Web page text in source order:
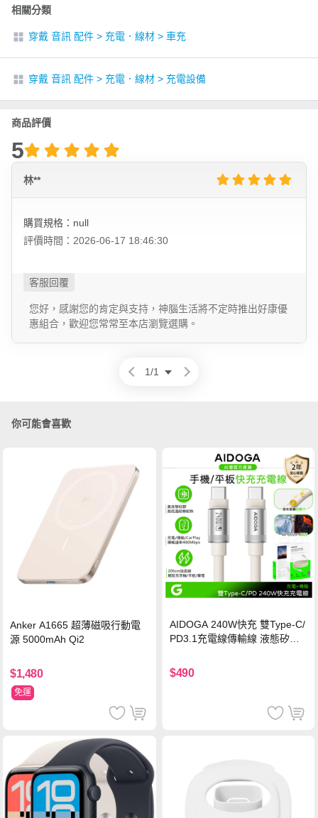
相關分類
穿戴 音訊 配件 > 充電．線材 > 車充
穿戴 音訊 配件 > 充電．線材 > 充電設備
商品評價
5
林**
購買規格：null
評價時間：2026-06-17 18:46:30
您好，感謝您的肯定與支持，神腦生活將不定時推出好康優
惠組合，歡迎您常常至本店瀏覽選購。
1/1
你可能會喜歡
Anker A1665 超薄磁吸行動電
源 5000mAh Qi2
$1,480
免運
AIDOGA 240W快充 雙Type-C/
PD3.1充電線傳輸線 液態矽膠
機/平板/筆電
$490